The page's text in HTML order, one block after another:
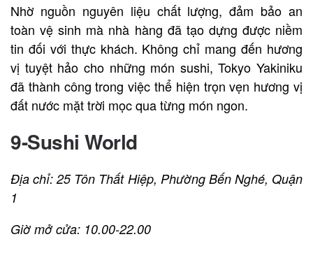
Nhờ nguồn nguyên liệu chất lượng, đảm bảo an
toàn vệ sinh mà nhà hàng đã tạo dựng được niềm
tin đối với thực khách. Không chỉ mang đến hương
vị tuyệt hảo cho những món sushi, Tokyo Yakiniku
đã thành công trong việc thể hiện trọn vẹn hương vị
đất nước mặt trời mọc qua từng món ngon.
9-Sushi World
Địa chỉ: 25 Tôn Thất Hiệp, Phường Bến Nghé, Quận
1
Giờ mở cửa: 10.00-22.00